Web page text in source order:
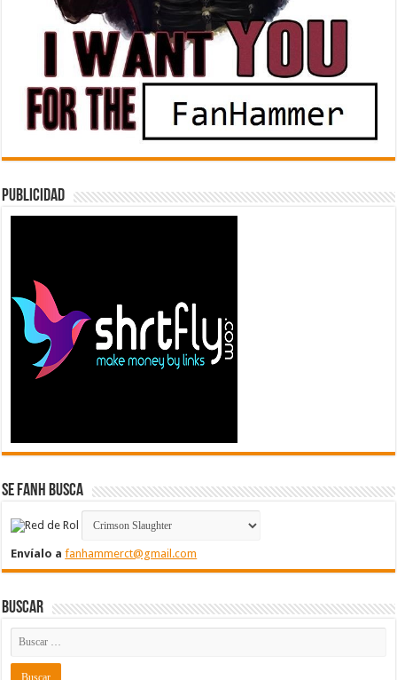
Publicidad
Se FanH Busca
Envíalo afanhammerct@gmail.com
Buscar